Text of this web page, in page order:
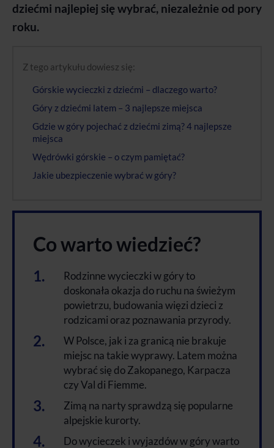
dziećmi najlepiej się wybrać, niezależnie od pory
roku.
Co warto wiedzieć?
Rodzinne wycieczki w góry to
doskonała okazja do ruchu na świeżym
powietrzu, budowania więzi dzieci z
rodzicami oraz poznawania przyrody.
W Polsce, jak i za granicą nie brakuje
miejsc na takie wyprawy. Latem można
wybrać się do Zakopanego, Karpacza
czy Val di Fiemme.
Zimą na narty sprawdzą się popularne
alpejskie kurorty.
Do wycieczek i wyjazdów w góry warto
Z tego artykułu dowiesz się:
Górskie wycieczki z dziećmi – dlaczego warto?
Góry z dziećmi latem – 3 najlepsze miejsca
Gdzie w góry pojechać z dziećmi zimą? 4 najlepsze
miejsca
Wędrówki górskie – o czym pamiętać?
Jakie ubezpieczenie wybrać w góry?